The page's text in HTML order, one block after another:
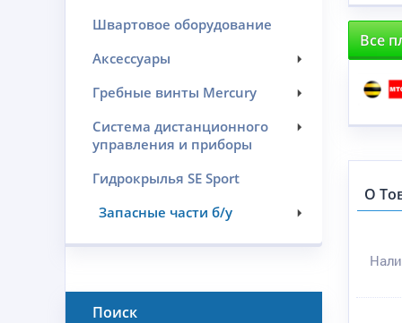
Швартовое оборудование
Аксессуары
Гребные винты Mercury
Система дистанционного
управления и приборы
Гидрокрылья SE Sport
Запасные части б/у
Поиск
Все
О